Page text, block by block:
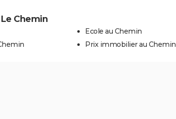
Chemin
Ecole au Chemin
Prix immobilier au Chemin